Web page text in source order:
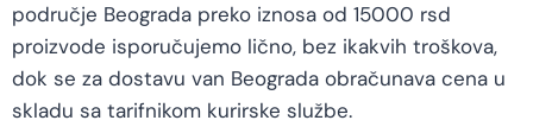
područje Beograda preko iznosa od 15000 rsd
proizvode isporučujemo lično, bez ikakvih troškova,
dok se za dostavu van Beograda obračunava cena u
skladu sa tarifnikom kurirske službe.